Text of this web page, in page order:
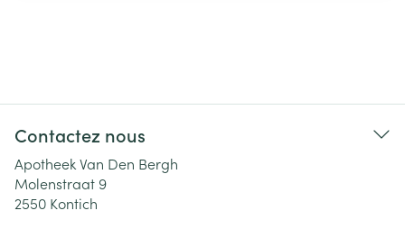
Contactez nous
Apotheek Van Den Bergh
Molenstraat 9
2550 Kontich